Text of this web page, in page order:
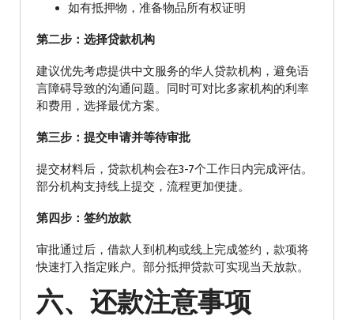
如有抵押物，准备物品所有权证明
第二步：选择贷款机构
建议优先考虑提供中文服务的华人贷款机构，避免语
言障碍导致的沟通问题。同时可对比多家机构的利率
和费用，选择最优方案。
第三步：提交申请并等待审批
提交材料后，贷款机构会在3-7个工作日内完成评估。
部分机构支持线上提交，流程更加便捷。
第四步：签约放款
审批通过后，借款人到机构或线上完成签约，款项将
快速打入指定账户。部分抵押贷款可实现当天放款。
六、还款注意事项